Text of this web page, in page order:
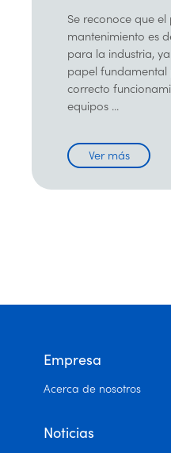
Se reconoce que
mantenimiento es
para la industria,
papel fundamental
correcto
equipos ...
Ver más
Empresa
Acerca de nosotros
Noticias